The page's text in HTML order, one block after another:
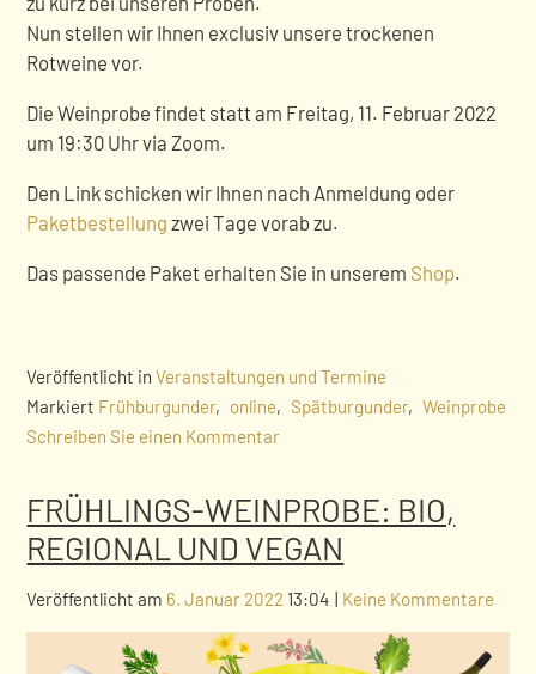
Nun stellen wir Ihnen exclusiv unsere trockenen
Rotweine vor.
Die Weinprobe findet statt am Freitag, 11. Februar 2022
um 19:30 Uhr via Zoom.
Den Link schicken wir Ihnen nach Anmeldung oder
Paketbestellung zwei Tage vorab zu.
Das passende Paket erhalten Sie in unserem Shop.
Veröffentlicht inVeranstaltungen und Termine
Markiert Frühburgunder, online, Spätburgunder, Weinprobe
Schreiben Sie einen Kommentar
FRÜHLINGS-WEINPROBE: BIO,
REGIONAL UND VEGAN
Veröffentlicht am 6. Januar 2022 13:04 | Keine Kommentare